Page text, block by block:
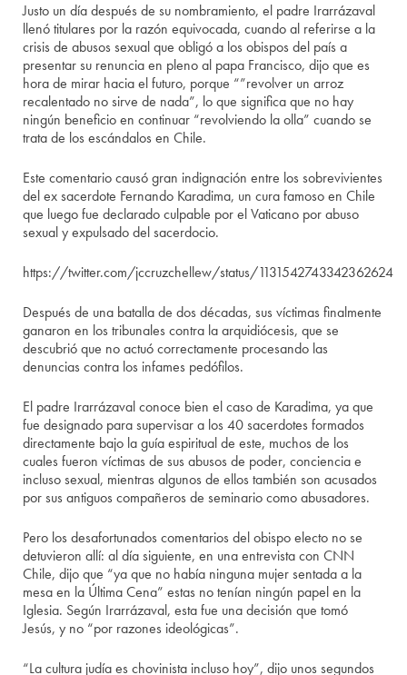
Justo un día después de su nombramiento, el padre Irarrázaval
llenó titulares por la razón equivocada, cuando al referirse a la
crisis de abusos sexual que obligó a los obispos del país a
presentar su renuncia en pleno al papa Francisco, dijo que es
hora de mirar hacia el futuro, porque “”revolver un arroz
recalentado no sirve de nada”, lo que significa que no hay
ningún beneficio en continuar “revolviendo la olla” cuando se
trata de los escándalos en Chile.
Este comentario causó gran indignación entre los sobrevivientes
del ex sacerdote Fernando Karadima, un cura famoso en Chile
que luego fue declarado culpable por el Vaticano por abuso
sexual y expulsado del sacerdocio.
https://twitter.com/jccruzchellew/status/1131542743342362624
Después de una batalla de dos décadas, sus víctimas finalmente
ganaron en los tribunales contra la arquidiócesis, que se
descubrió que no actuó correctamente procesando las
denuncias contra los infames pedófilos.
El padre Irarrázaval conoce bien el caso de Karadima, ya que
fue designado para supervisar a los 40 sacerdotes formados
directamente bajo la guía espiritual de este, muchos de los
cuales fueron víctimas de sus abusos de poder, conciencia e
incluso sexual, mientras algunos de ellos también son acusados
por sus antiguos compañeros de seminario como abusadores.
Pero los desafortunados comentarios del obispo electo no se
detuvieron allí: al día siguiente, en una entrevista con CNN
Chile, dijo que “ya que no había ninguna mujer sentada a la
mesa en la Última Cena” estas no tenían ningún papel en la
Iglesia. Según Irarrázaval, esta fue una decisión que tomó
Jesús, y no “por razones ideológicas”.
“La cultura judía es chovinista incluso hoy”, dijo unos segundos